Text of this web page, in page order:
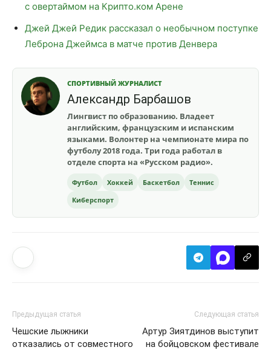
с овертаймом на Крипто.ком Арене
Джей Джей Редик рассказал о необычном поступке
Леброна Джеймса в матче против Денвера
СПОРТИВНЫЙ ЖУРНАЛИСТ
Александр Барбашов
Лингвист по образованию. Владеет
английским, французским и испанским
языками. Волонтер на чемпионате мира по
футболу 2018 года. Три года работал в
отделе спорта на «Русском радио».
Футбол Хоккей Баскетбол
Теннис
Киберспорт
Предыдущая статья
Чешские лыжники
отказались от совместного
Следующая статья
Артур Зиятдинов выступит
на бойцовском фестивале